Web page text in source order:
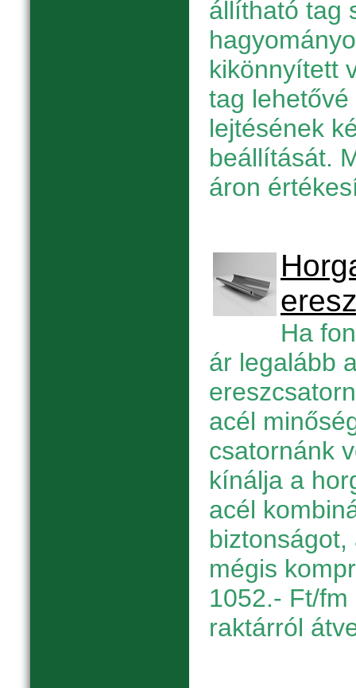
állítható tag
kikönnyített
tag
lejtésének
beállítását.
áron
Ha
ár legalább
acél
csatornánk
kínálja a
acél
mégis
1052.- Ft/
raktárról